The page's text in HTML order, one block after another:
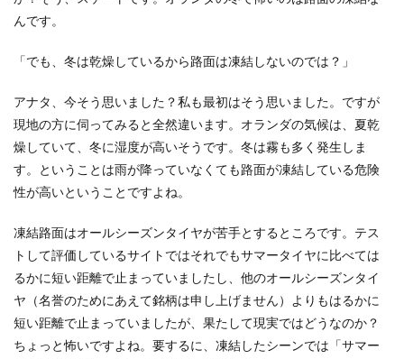
んです。
「でも、冬は乾燥しているから路面は凍結しないのでは？」
アナタ、今そう思いました？私も最初はそう思いました。ですが
現地の方に伺ってみると全然違います。オランダの気候は、夏乾
燥していて、冬に湿度が高いそうです。冬は霧も多く発生しま
す。ということは雨が降っていなくても路面が凍結している危険
性が高いということですよね。
凍結路面はオールシーズンタイヤが苦手とするところです。テス
トして評価しているサイトではそれでもサマータイヤに比べては
るかに短い距離で止まっていましたし、他のオールシーズンタイ
ヤ（名誉のためにあえて銘柄は申し上げません）よりもはるかに
短い距離で止まっていましたが、果たして現実ではどうなのか？
ちょっと怖いですよね。要するに、凍結したシーンでは「サマー